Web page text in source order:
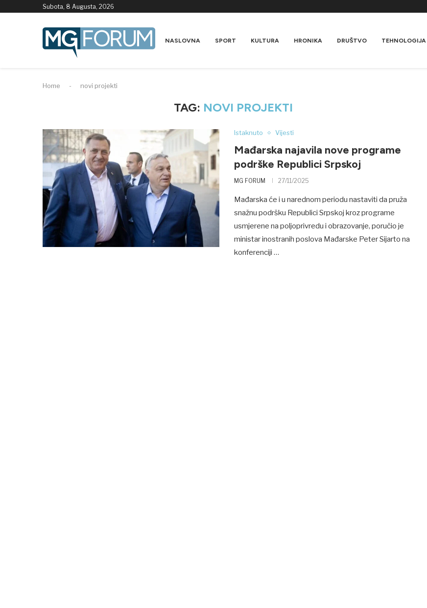
Subota, 8 Augusta, 2026
NASLOVNA SPORT KULTURA HRONIKA DRUŠTVO TEHNOLOGIJA
Home - novi projekti
TAG: NOVI PROJEKTI
Istaknuto Vijesti
Mađarska najavila nove programe
podrške Republici Srpskoj
MG FORUM 27/11/2025
Mađarska će i u narednom periodu nastaviti da pruža
snažnu podršku Republici Srpskoj kroz programe
usmjerene na poljoprivredu i obrazovanje, poručio je
ministar inostranih poslova Mađarske Peter Sijarto na
konferenciji …